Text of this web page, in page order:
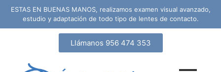
ESTAS EN BUENAS MANOS, realizamos examen visual avanzado,
estudio y adaptación de todo tipo de lentes de contacto.
Llámanos 956 474 353